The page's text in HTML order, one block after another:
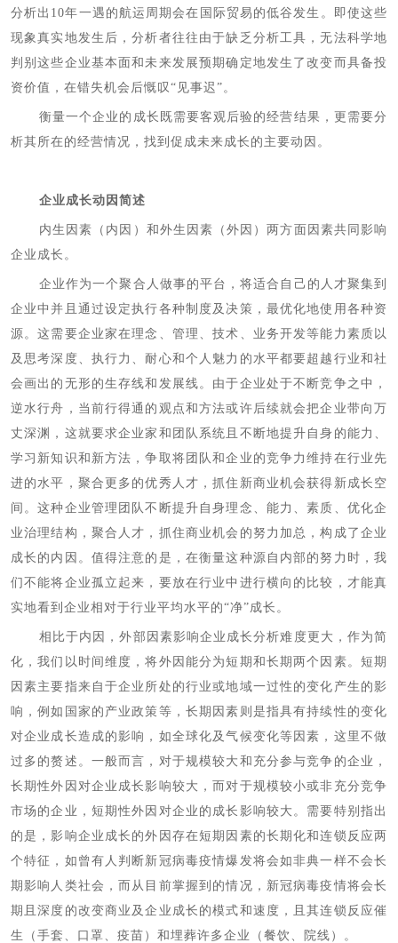
分析出10年一遇的航运周期会在国际贸易的低谷发生。即使这些
现象真实地发生后，分析者往往由于缺乏分析工具，无法科学地
判别这些企业基本面和未来发展预期确定地发生了改变而具备投
资价值，在错失机会后慨叹“见事迟”。
衡量一个企业的成长既需要客观后验的经营结果，更需要分
析其所在的经营情况，找到促成未来成长的主要动因。
企业成长动因简述
内生因素（内因）和外生因素（外因）两方面因素共同影响
企业成长。
企业作为一个聚合人做事的平台，将适合自己的人才聚集到
企业中并且通过设定执行各种制度及决策，最优化地使用各种资
源。这需要企业家在理念、管理、技术、业务开发等能力素质以
及思考深度、执行力、耐心和个人魅力的水平都要超越行业和社
会画出的无形的生存线和发展线。由于企业处于不断竞争之中，
逆水行舟，当前行得通的观点和方法或许后续就会把企业带向万
丈深渊，这就要求企业家和团队系统且不断地提升自身的能力、
学习新知识和新方法，争取将团队和企业的竞争力维持在行业先
进的水平，聚合更多的优秀人才，抓住新商业机会获得新成长空
间。这种企业管理团队不断提升自身理念、能力、素质、优化企
业治理结构，聚合人才，抓住商业机会的努力加总，构成了企业
成长的内因。值得注意的是，在衡量这种源自内部的努力时，我
们不能将企业孤立起来，要放在行业中进行横向的比较，才能真
实地看到企业相对于行业平均水平的“净”成长。
相比于内因，外部因素影响企业成长分析难度更大，作为简
化，我们以时间维度，将外因能分为短期和长期两个因素。短期
因素主要指来自于企业所处的行业或地域一过性的变化产生的影
响，例如国家的产业政策等，长期因素则是指具有持续性的变化
对企业成长造成的影响，如全球化及气候变化等因素，这里不做
过多的赘述。一般而言，对于规模较大和充分参与竞争的企业，
长期性外因对企业成长影响较大，而对于规模较小或非充分竞争
市场的企业，短期性外因对企业的成长影响较大。需要特别指出
的是，影响企业成长的外因存在短期因素的长期化和连锁反应两
个特征，如曾有人判断新冠病毒疫情爆发将会如非典一样不会长
期影响人类社会，而从目前掌握到的情况，新冠病毒疫情将会长
期且深度的改变商业及企业成长的模式和速度，且其连锁反应催
生（手套、口罩、疫苗）和埋葬许多企业（餐饮、院线）。